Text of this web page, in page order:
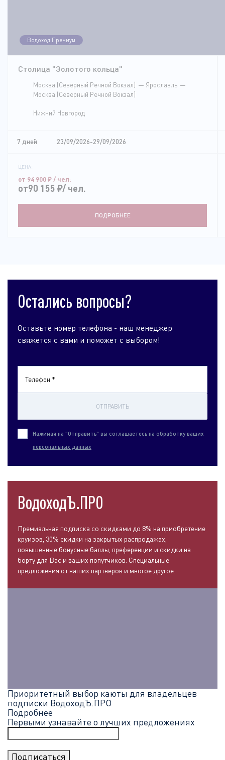
Водоход.Премиум
Столица "Золотого кольца"
Москва (Северный Речной Вокзал)
Ярославль
Москва (Северный Речной Вокзал)
Нижний Новгород
7 дней 23/09/2026-29/09/2026
ЦЕНА:
от 94 900₽/ чел.
от90 155 ₽/ чел.
ПОДРОБНЕЕ
Остались вопросы?
Оставьте номер телефона - наш менеджер
свяжется с вами и поможет с выбором!
Телефон *
ОТПРАВИТЬ
Нажимая на "Отправить" вы соглашаетесь на обработку ваших
персональных данных
ВодоходЪ.ПРО
Премиальная подписка со скидками до 8% на приобретение
круизов, 30% скидки на закрытых распродажах,
повышенные бонусные баллы, преференции и скидки на
борту для Вас и ваших попутчиков. Специальные
предложения от наших партнеров и многое другое.
Приоритетный выбор каюты для владельцев
подписки ВодоходЪ.ПРО
Подробнее
Первыми узнавайте о лучших предложениях